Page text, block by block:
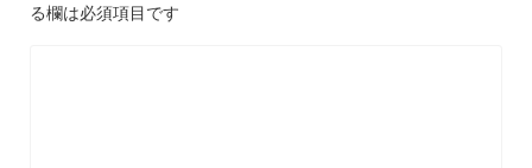
る欄は必須項目です